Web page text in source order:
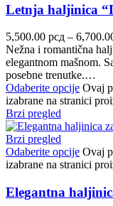
Letnja haljinica
5,500.00 рсд –
Nežna i romantična
elegantnom mašnom.
posebne trenutke.…
Odaberite opcije Ovaj
izabrane na stranici
Brzi pregled
Brzi pregled
Odaberite opcije Ovaj
izabrane na stranici
Elegantna